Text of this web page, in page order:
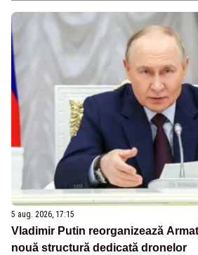
5 aug. 2026, 17:15
Vladimir Putin reorganizează
nouă structură dedicată dronelor